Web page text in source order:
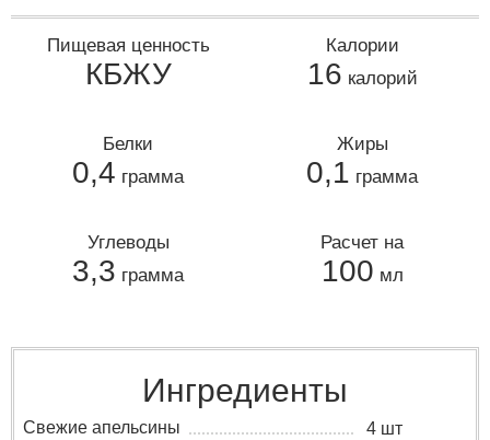
Пищевая ценность
КБЖУ
Калории
16 калорий
Белки
0,4 грамма
Жиры
0,1 грамма
Углеводы
3,3 грамма
Расчет на
100 мл
Ингредиенты
Свежие апельсины
4 шт